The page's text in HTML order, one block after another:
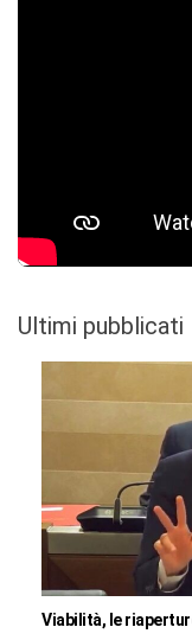
Ultimi pubblicati
Viabilità, le